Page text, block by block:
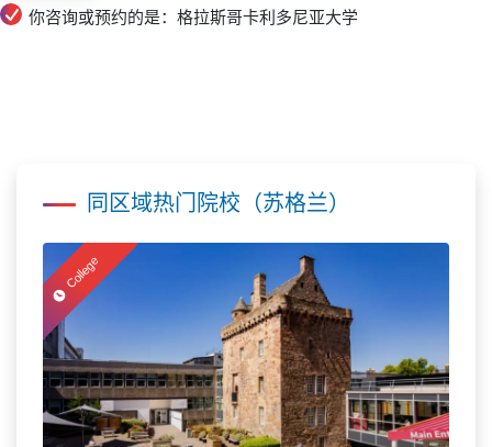
你咨询或预约的是：格拉斯哥卡利多尼亚大学
同区域热门院校（苏格兰）
College